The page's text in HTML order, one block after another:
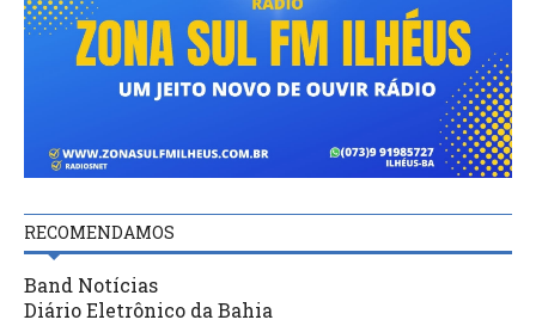
RECOMENDAMOS
Band Notícias
Diário Eletrônico da Bahia